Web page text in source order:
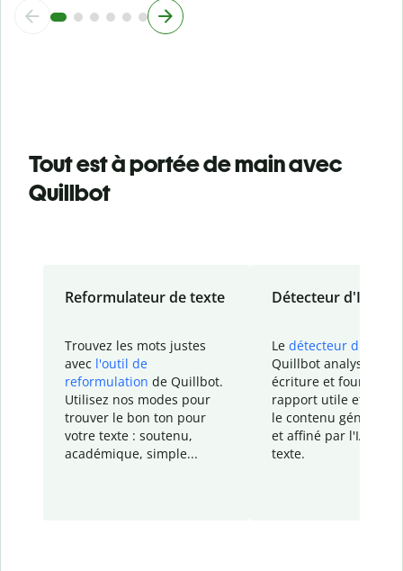
Tout est à portée de main avec
Quillbot
Reformulateur de texte
Trouvez les mots justes
avec l'outil de
reformulation de Quillbot.
Utilisez nos modes pour
trouver le bon ton pour
votre texte : soutenu,
académique, simple...
Détecteur d'IA
Le détecteur d'IA
Quillbot analyse votre
écriture et fournit un
rapport utile et
le contenu généré
et affiné par l'IA
texte.